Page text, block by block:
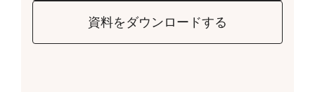
資料をダウンロードする